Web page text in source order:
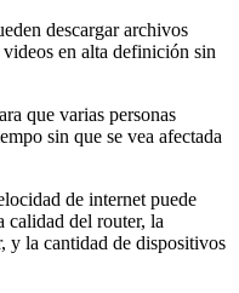
descargar archivos
en alta definición sin
que varias personas
sin que se vea afectada
de internet puede
calidad del router, la
y la cantidad de dispositivos